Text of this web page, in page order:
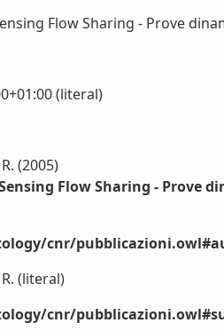
Flow Sharing - Prove
(literal)
(2005)
Flow Sharing - Prove
cnr/
(literal)
cnr/